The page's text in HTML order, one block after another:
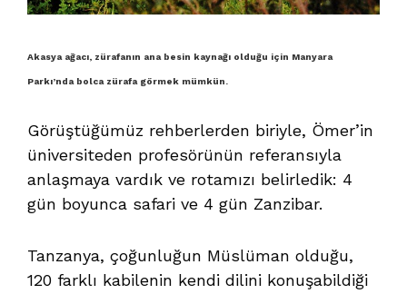
Akasya ağacı, zürafanın ana besin kaynağı olduğu için Manyara
Parkı’nda bolca zürafa görmek mümkün.
Görüştüğümüz rehberlerden biriyle, Ömer’in
üniversiteden profesörünün referansıyla
anlaşmaya vardık ve rotamızı belirledik: 4
gün boyunca safari ve 4 gün Zanzibar.
Tanzanya, çoğunluğun Müslüman olduğu,
120 farklı kabilenin kendi dilini konuşabildiği